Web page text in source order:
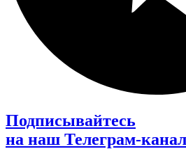
Подписывайтесь
на наш Телеграм-канал